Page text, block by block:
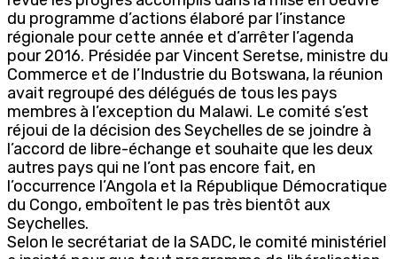
du programme d’actions élaboré par l’instance
régionale pour cette année et d’arrêter l’agenda
pour 2016. Présidée par Vincent Seretse, ministre du
Commerce et de l’Industrie du Botswana, la réunion
avait regroupé des délégués de tous les pays
membres à l’exception du Malawi. Le comité s’est
réjoui de la décision des Seychelles de se joindre à
l’accord de libre-échange et souhaite que les deux
autres pays qui ne l’ont pas encore fait, en
l’occurrence l’Angola et la République Démocratique
du Congo, emboîtent le pas très bientôt aux
Seychelles.
Selon le secrétariat de la SADC, le comité ministériel